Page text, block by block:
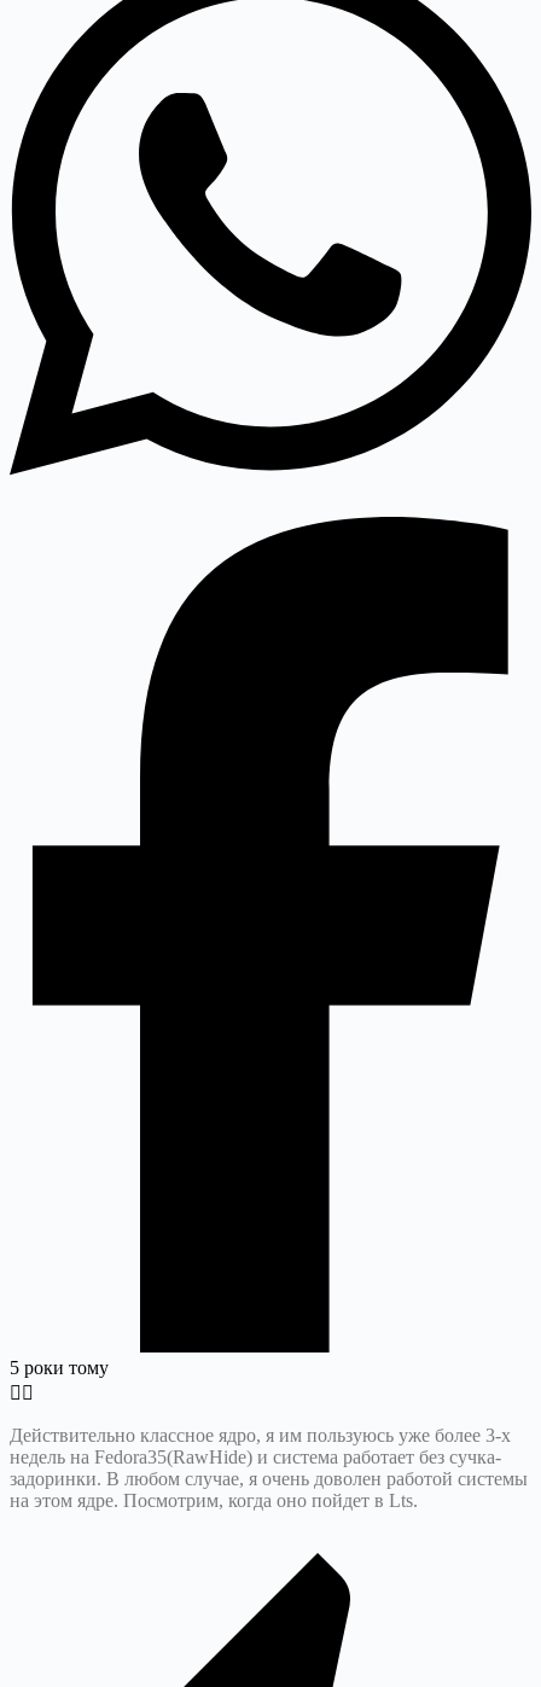
5 роки тому
Действительно классное ядро, я им пользуюсь уже более 3-х
недель на Fedora35(RawHide) и система работает без сучка-
задоринки. В любом случае, я очень доволен работой системы
на этом ядре. Посмотрим, когда оно пойдет в Lts.